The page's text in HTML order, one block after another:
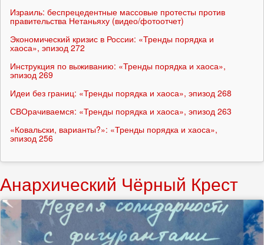
Израиль: беспрецедентные массовые протесты против
правительства Нетаньяху (видео/фотоотчет)
Экономический кризис в России: «Тренды порядка и
хаоса», эпизод 272
Инструкция по выживанию: «Тренды порядка и хаоса»,
эпизод 269
Идеи без границ: «Тренды порядка и хаоса», эпизод 268
СВОрачиваемся: «Тренды порядка и хаоса», эпизод 263
«Ковальски, варианты?»: «Тренды порядка и хаоса»,
эпизод 256
Анархический Чёрный Крест